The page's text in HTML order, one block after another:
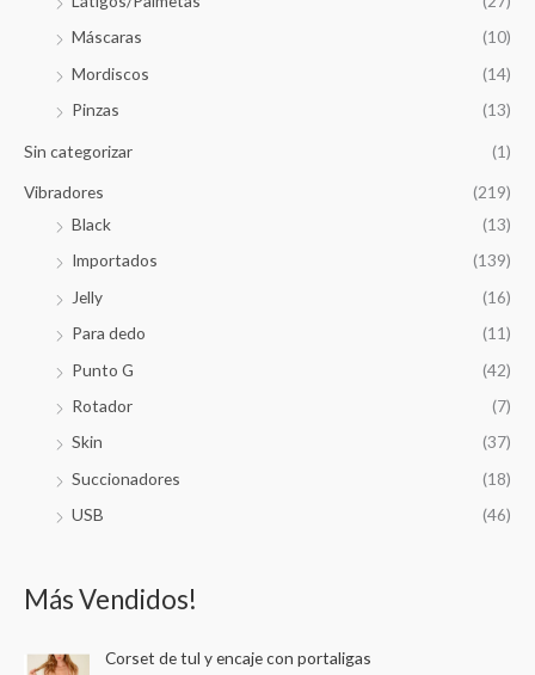
Máscaras
(10)
Mordiscos
(14)
Pinzas
(13)
Sin categorizar (1)
Vibradores
(219)
Black
(13)
Importados
(139)
Jelly
(16)
Para dedo
(11)
Punto G
(42)
Rotador
(7)
Skin
(37)
Succionadores
(18)
USB
(46)
Más Vendidos!
Corset de tul y encaje con portaligas